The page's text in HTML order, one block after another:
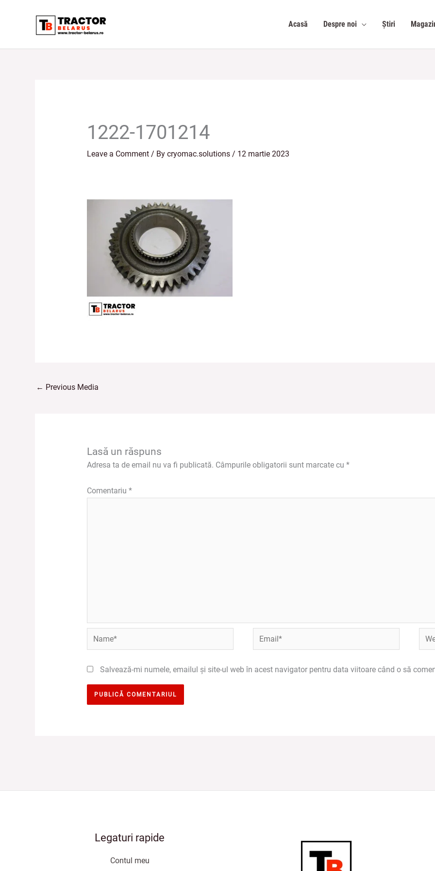
Acasă Despre noi Știri
1222-1701214
Leave a Comment / By cryomac.solutions / 12 martie 2023
← Previous Media
Lasă un răspuns
Adresa ta de email nu va fi publicată. Câmpurile obligatorii sunt marcate cu *
Comentariu *
Name* Email*
Salvează-mi numele, emailul și site-ul web în acest navigator pentru data viitoare când o să
Legaturi rapide
Contul meu